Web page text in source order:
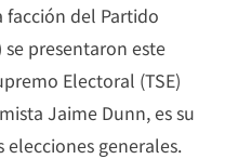
facción del Partido
se presentaron este
Electoral (TSE)
Jaime Dunn, es su
generales.